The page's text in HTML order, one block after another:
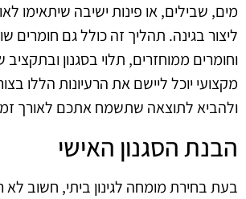
מים, שבילים, או פינות ישיבה שיתאימו
ליצור בגינה. תהליך זה כולל גם חומרים
וחומרים ממוחזרים, תלוי בסגנון
מקצועי יוכל ליישם את הרעיונות הללו
ולהביא לתוצאה שתשמח אתכם לאורך
הבנת הסגנון האישי
בעת בחירת מומחה לגינון ביתי, חשוב לא